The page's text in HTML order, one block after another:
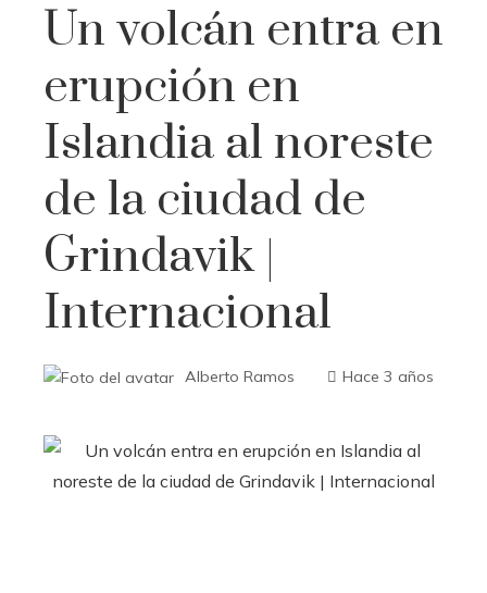
Un volcán entra en
erupción en
Islandia al noreste
de la ciudad de
Grindavik |
Internacional
Alberto Ramos Hace 3 años